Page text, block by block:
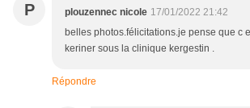
P plouzennec nicole 17/01/2022 21:42
belles photos.félicitations.je pense que c
keriner sous la clinique kergestin .
Répondre